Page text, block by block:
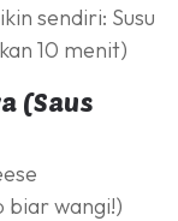
sendiri: Susu
10 menit)
(Saus
biar wangi!)